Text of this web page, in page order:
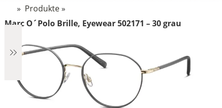
» Produkte»
Marc O´Polo Brille, Eyewear 502171 – 30 grau